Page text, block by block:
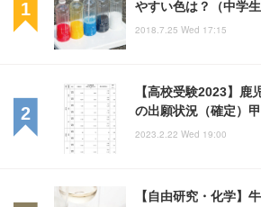
やすい色は？（中学生
2018.7.25 Wed 17:15
【高校受験2023】鹿
の出願状況（確定）
2023.2.22 Wed 19:00
【自由研究・化学】